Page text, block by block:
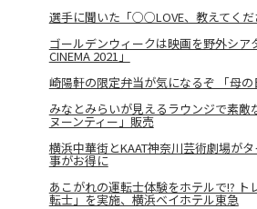
選手に聞いた「○○LOVE、教えてくだ
ゴールデンウィークは映画を野外シア
CINEMA 2021」
崎陽軒の限定弁当が気になるぞ 「母
みなとみらいが見えるラウンジで素
ヌーンティー」販売
横浜中華街とKAAT神奈川芸術劇場が
事がお得に
あこがれの運転士体験をホテルで!?
転士」を実施、横浜ベイホテル東急